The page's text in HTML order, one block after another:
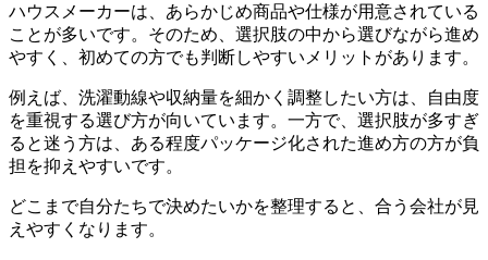
ハウスメーカーは、あらかじめ商品や仕様が用意されている
ことが多いです。そのため、選択肢の中から選びながら進め
やすく、初めての方でも判断しやすいメリットがあります。
例えば、洗濯動線や収納量を細かく調整したい方は、自由度
を重視する選び方が向いています。一方で、選択肢が多すぎ
ると迷う方は、ある程度パッケージ化された進め方の方が負
担を抑えやすいです。
どこまで自分たちで決めたいかを整理すると、合う会社が見
えやすくなります。